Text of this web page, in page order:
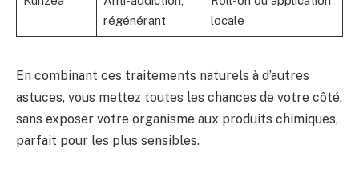
régénérant
locale
En combinant ces traitements naturels à d’autres
astuces, vous mettez toutes les chances de votre côté,
sans exposer votre organisme aux produits chimiques,
parfait pour les plus sensibles.